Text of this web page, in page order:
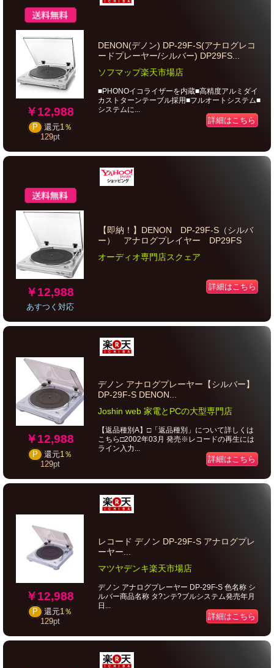
￥12,988
P 還元1％
129pt
DENON(デノン) DP-29F-S(アナログレコ
ードプレーヤー/シルバー) DP29FS...
ソフマップ楽天市場店
■PHONOイコライザーを内蔵■高精度アルミダイ
カストターンテーブル採用■フルオートシステム■
システムに...
詳細はこちら
￥12,988
あすつく対応
【即納！】DENON DP-29F-S（シルバ
ー） アナログプレイヤー DP29FS
オーディオ専門店スクェア
詳細はこちら
￥12,988
P 還元1％
129pt
デノン アナログプレーヤー【シルバー】
DP-29F-S DENON...
Joshin web 家電とPCの大型専門店
【返品種別A】□「返品種別」について詳しくは
こちら□2002年03月 発売※レコードの再生には
ライン入力...
詳細はこちら
￥12,988
P 還元1％
129pt
レコード デノン DP-29F-S アナログプレ
ーヤー...
マツヤデンキ楽天市場店
デノン アナログプレーヤー DP-29F-S 色名称 シ
ルバー商品名称 タ?ンテ?ブルシステム発売年月
日...
詳細はこちら